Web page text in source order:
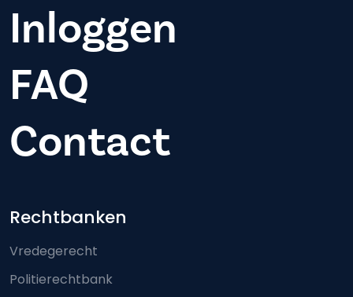
Inloggen
FAQ
Contact
Footer-menu
Rechtbanken
Vredegerecht
Politierechtbank